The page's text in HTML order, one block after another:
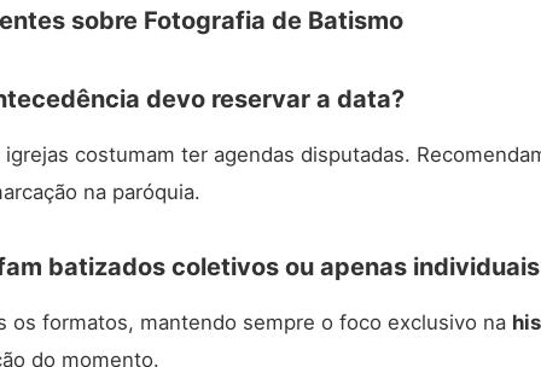
sobre Fotografia de Batismo
devo reservar a data?
igrejas costumam ter agendas disputadas.
na paróquia.
batizados coletivos ou apenas
os formatos, mantendo sempre o foco exclusivo na
do momento.